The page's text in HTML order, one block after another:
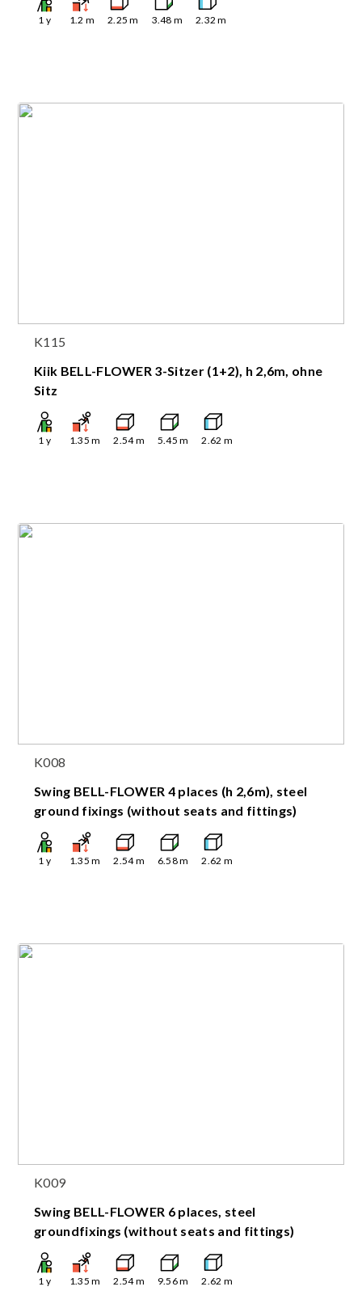
1 y 1.2 m 2.25 m 3.48 m 2.32 m
K115
Kiik BELL-FLOWER 3-Sitzer (1+2), h 2,6m, ohne
Sitz
1 y 1.35 m 2.54m 5.45 m 2.62 m
K008
Swing BELL-FLOWER 4 places (h 2,6m), steel
ground fixings (without seats and fittings)
1 y 1.35 m 2.54m 6.58m 2.62 m
K009
Swing BELL-FLOWER 6 places, steel
groundfixings (without seats and fittings)
1 y 1.35 m 2.54m 9.56m 2.62 m